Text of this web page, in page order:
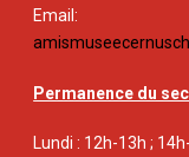
Email:
Permanence du
Lundi : 12h-13h ;